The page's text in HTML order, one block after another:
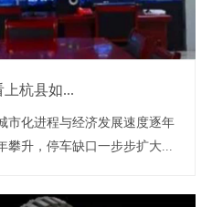
杭县如...
市化进程与经济发展速度逐年
升，停车缺口一步步扩大...